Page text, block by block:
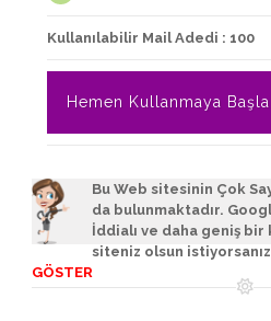
Kullanılabilir Mail Adedi : 100
Hemen Kullanmaya Başla
Bu Web sitesinin Çok
da bulunmaktadır.
İddialı ve daha geniş bir
siteniz olsun
GÖSTER